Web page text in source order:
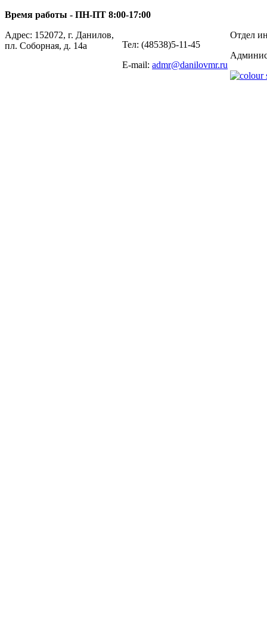
Время работы - ПН-ПТ 8:00-17:00
Адрес: 152072, г. Данилов,
пл. Соборная, д. 14а
Тел: (48538)5-11-45
E-mail: admr@danilovmr.ru
Отдел